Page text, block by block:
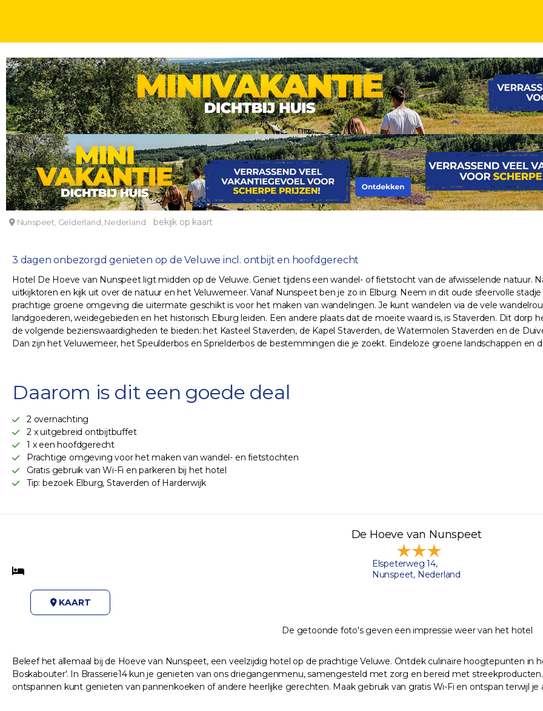
VELUWE DAGEN
Onbezorgd genieten op de Veluwe incl. ontbijt en hoofdgerecht
De Hoeve van Nunspeet
Nunspeet, Gelderland, Nederland bekijk op kaart
3 dagen onbezorgd genieten op de Veluwe incl. ontbijt en hoofdgerecht
Hotel De Hoeve van Nunspeet ligt midden op de Veluwe. Geniet tijdens een wandel- of fietstocht van de afwisselende natuur.
uitkijktoren en kijk uit over de natuur en het Veluwemeer. Vanaf Nunspeet ben je zo in Elburg. Neem in dit oude sfeervolle
prachtige groene omgeving die uitermate geschikt is voor het maken van wandelingen. Je kunt wandelen via de vele
landgoederen, weidegebieden en het historisch Elburg leiden. Een andere plaats dat de moeite waard is, is Staverden. Dit
de volgende bezienswaardigheden te bieden: het Kasteel Staverden, de Kapel Staverden, de Watermolen Staverden en de
Dan zijn het Veluwemeer, het Speulderbos en Sprielderbos de bestemmingen die je zoekt. Eindeloze groene landschappen
Daarom is dit een goede deal
2 overnachting
2 x uitgebreid ontbijtbuffet
1 x een hoofdgerecht
Prachtige omgeving voor het maken van wandel- en fietstochten
Gratis gebruik van Wi-Fi en parkeren bij het hotel
Tip: bezoek Elburg, Staverden of Harderwijk
De Hoeve van Nunspeet
Elspeterweg 14,
Nunspeet, Nederland
KAART
De getoonde foto's geven een impressie weer van het hotel
Beleef het allemaal bij de Hoeve van Nunspeet, een veelzijdig hotel op de prachtige Veluwe. Ontdek culinaire hoogtepunten in
Boskabouter'. In Brasserie14 kun je genieten van ons driegangenmenu, samengesteld met zorg en bereid met
ontspannen kunt genieten van pannenkoeken of andere heerlijke gerechten. Maak gebruik van gratis Wi-Fi en ontspan terwijl je